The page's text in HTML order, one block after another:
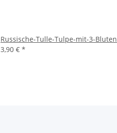
Russische-Tulle-Tulpe-mit-3-
3,90 € *